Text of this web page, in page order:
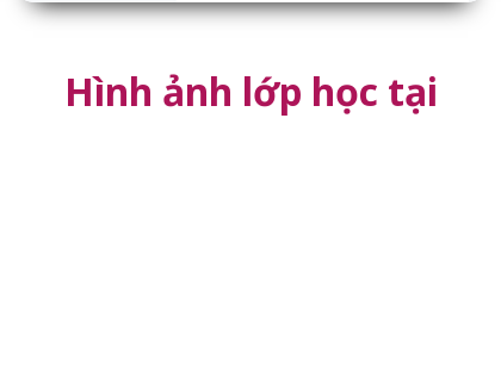
Hình ảnh lớp học tại